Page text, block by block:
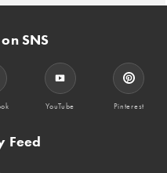
SNS
YouTube Pinterest
Feed